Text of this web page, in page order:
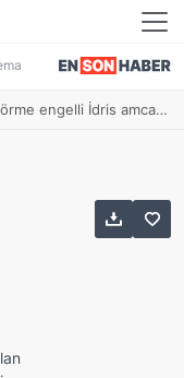
amca, flütle duygularını anlatıyor